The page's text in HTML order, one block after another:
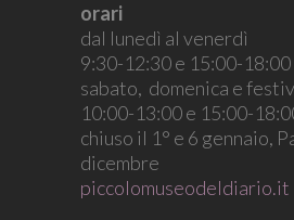
orari
dal lunedì al venerdì
9:30-12:30 e 15:00-18:00
sabato, domenica e
10:00-13:00 e 15:00-
chiuso il 1° e 6 gennaio,
dicembre
piccolomuseodeldiario.it